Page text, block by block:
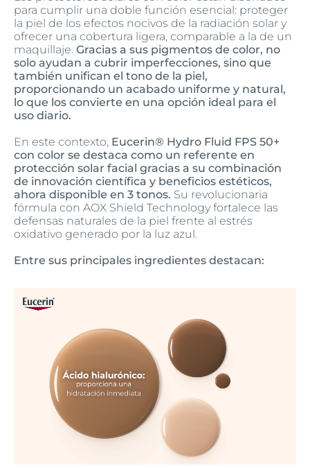
para cumplir una doble función esencial: proteger
la piel de los efectos nocivos de la radiación solar y
ofrecer una cobertura ligera, comparable a la de un
maquillaje. Gracias a sus pigmentos de color, no
solo ayudan a cubrir imperfecciones, sino que
también unifican el tono de la piel,
proporcionando un acabado uniforme y natural,
lo que los convierte en una opción ideal para el
uso diario.
En este contexto, Eucerin® Hydro Fluid FPS 50+
con color se destaca como un referente en
protección solar facial gracias a su combinación
de innovación científica y beneficios estéticos,
ahora disponible en 3 tonos. Su revolucionaria
fórmula con AOX Shield Technology fortalece las
defensas naturales de la piel frente al estrés
oxidativo generado por la luz azul.
Entre sus principales ingredientes destacan: